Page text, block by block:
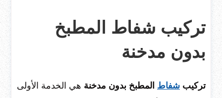
تركيب شفاط المطبخ
بدون مدخنة
تركيب شفاط المطبخ بدون مدخنة هي الخدمة الأولى